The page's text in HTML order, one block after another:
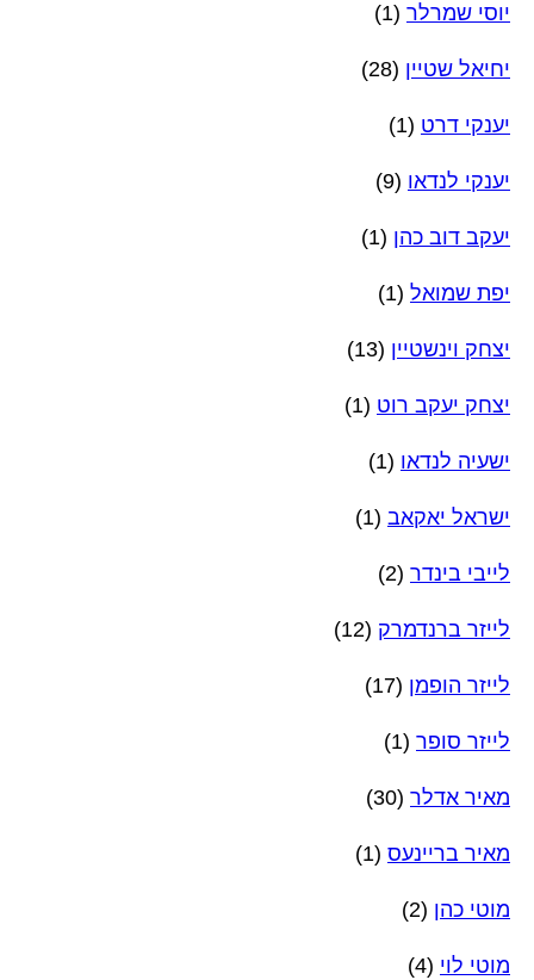
יוסי שמרלר (1)
יחיאל שטיין (28)
יענקי דרט (1)
יענקי לנדאו (9)
יעקב דוב כהן (1)
יפת שמואל (1)
יצחק וינשטיין (13)
יצחק יעקב רוט (1)
ישעיה לנדאו (1)
ישראל יאקאב (1)
לייבי בינדר (2)
לייזר ברנדמרק (12)
לייזר הופמן (17)
לייזר סופר (1)
מאיר אדלר (30)
מאיר בריינעס (1)
מוטי כהן (2)
מוטי לוי (4)